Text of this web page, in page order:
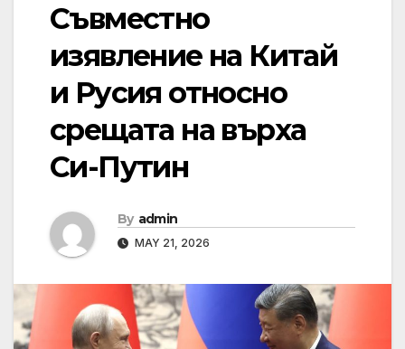
Съвместно
изявление на Китай
и Русия относно
срещата на върха
Си-Путин
By admin
MAY 21, 2026